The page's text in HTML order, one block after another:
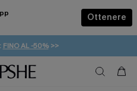
Ottenere
DA VACANZA | ACQUISTA
FINO AL -50%>>
DA 49€
20% DI SCONTO*